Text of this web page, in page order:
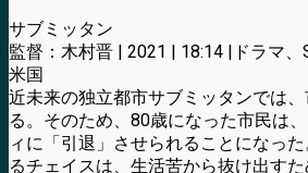
サブミッタン
監督：木村晋 | 2021 | 18:14 |ドラマ
米国
近未来の独立都市サブミッタンでは
る。そのため、80歳になった市民は
ィに「引退」させられることになっ
るチェイスは、生活苦から抜け出す